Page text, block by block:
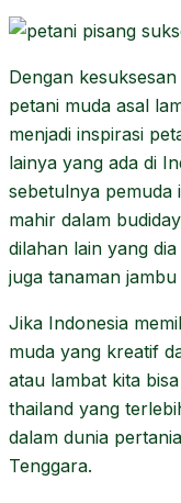
Dengan
petani muda asal
menjadi inspirasi
lainya yang ada di
sebetulnya pemuda
mahir dalam
dilahan lain yang
juga tanaman
Jika Indonesia
muda yang kreatif
atau lambat kita
thailand yang
dalam dunia
Tenggara.